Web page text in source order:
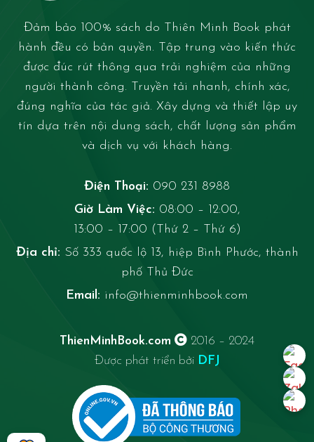
Đảm bảo 100% sách do Thiên Minh Book phát
hành đều có bản quyền. Tập trung vào kiến thức
được đúc rút thông qua trải nghiệm của những
người thành công. Truyền tải nhanh, chính xác,
đúng nghĩa của tác giả. Xây dựng và thiết lập uy
tín dựa trên nội dung sách, chất lượng sản phẩm
và dịch vụ với khách hàng.
Điện Thoại: 090 231 8988
Giờ Làm Việc: 08:00 – 12:00,
13:00 – 17:00 (Thứ 2 – Thứ 6)
Địa chỉ: Số 333 quốc lộ 13, hiệp Bình Phước, thành
phố Thủ Đức
Email: info@thienminhbook.com
ThienMinhBook.com
2016 – 2024
Được phát triển bởi DFJ